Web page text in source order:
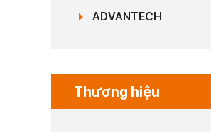
ADVANTECH
Thương hiệu